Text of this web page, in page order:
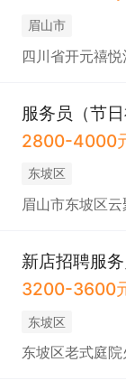
眉山市
四川省开元禧
服务员（节
2800-4000
东坡区
眉山市东坡区
新店招聘服
3200-3600
东坡区
东坡区老式庭